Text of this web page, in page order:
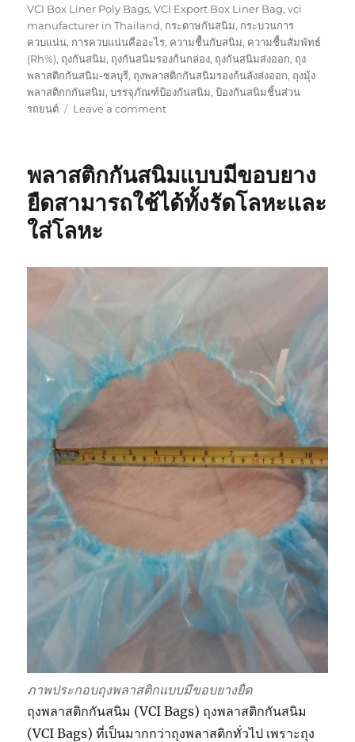
VCI Box Liner Poly Bags,VCI Export Box Liner Bag,vci
manufacturer in Thailand, กระดาษกันสนิม, กระบวนการ
ควบแน่น, การควบแน่นคืออะไร, ความชื้นกับสนิม, ความชื้นสัมพัทธ์
(Rh%), ถุงกันสนิม, ถุงกันสนิมรองก้นกล่อง, ถุงกันสนิมส่งออก, ถุง
พลาสติกกันสนิม-ชลบุรี, ถุงพลาสติกกันสนิมรองก้นลังส่งออก, ถุงมุ้ง
พลาสติกกกันสนิม,บรรจุภัณฑ์ป้องกันสนิม,ป้องกันสนิมชิ้นส่วน
รถยนต์
Leave a commenton
กระดาษ
กัน
สนิม
พลาสติกกันสนิมแบบมีขอบยาง
ยืดสามารถใช้ได้ทั้งรัดโลหะและ
ใส่โลหะ
ภาพประกอบถุงพลาสติกแบบมีขอบยางยืด
ถุงพลาสติกกันสนิม (VCI Bags) ถุงพลาสติกกันสนิม
(VCI Bags) ที่เป็นมากกว่าถุงพลาสติกทั่วไป เพราะถุง